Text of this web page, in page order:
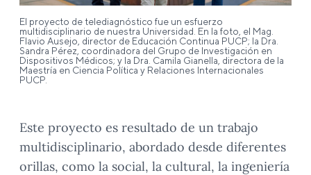
El proyecto de telediagnóstico fue un esfuerzo
multidisciplinario de nuestra Universidad. En la foto, el Mag.
Flavio Ausejo, director de Educación Continua PUCP; la Dra.
Sandra Pérez, coordinadora del Grupo de Investigación en
Dispositivos Médicos; y la Dra. Camila Gianella, directora de la
Maestría en Ciencia Política y Relaciones Internacionales
PUCP.
Este proyecto es resultado de un trabajo
multidisciplinario, abordado desde diferentes
orillas, como la social, la cultural, la ingeniería